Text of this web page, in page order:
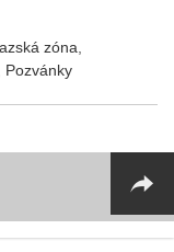
zóna
Pozvánky